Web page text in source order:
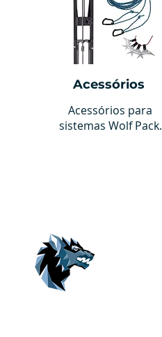
Acessórios
Acessórios para
sistemas Wolf Pack.